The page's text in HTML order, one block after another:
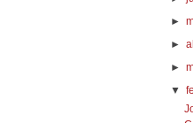
►
►
►
▼